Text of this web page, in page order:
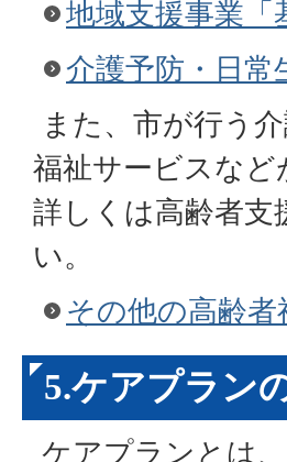
地域支援事業
介護予防・日常
また、市が行う
福祉サービスな
詳しくは高齢者支
い。
その他の高齢者
5.ケアプラン
ケアプランとは